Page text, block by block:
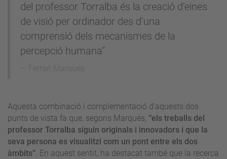
del professor Torralba és la creació d’eines
de visió per ordinador des d’una
comprensió dels mecanismes de la
percepció humana”
Aquesta combinació i complementació d’aquests dos
punts de vista fa que, segons Marqués, “els treballs del
professor Torralba siguin originals i innovadors i que la
seva persona es visualitzi com un pont entre els dos
àmbits” . En aquest sentit, ha destacat també que la recerca